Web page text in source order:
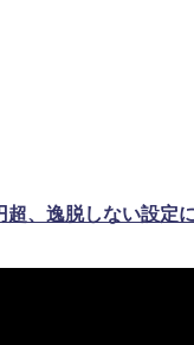
超、逸脱しない設定